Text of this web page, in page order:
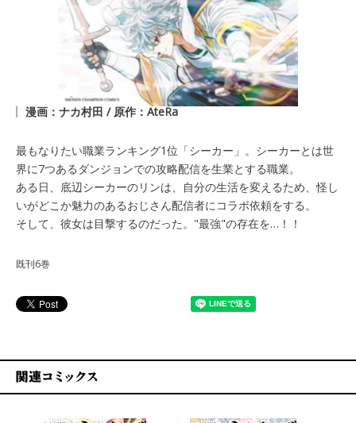
漫画：ナカ村田 / 原作：AteRa
最もなりたい職業ランキング1位「シーカー」。シーカーとは世
界に7つあるダンジョンでの攻略配信を生業とする職業。
ある日、底辺シーカーのリンは、自分の生活を変えるため、怪し
いがどこか魅力のあるおじさん配信者にコラボ依頼をする。
そして、彼女は目撃するのだった。"最強"の存在を…！！
既刊6巻